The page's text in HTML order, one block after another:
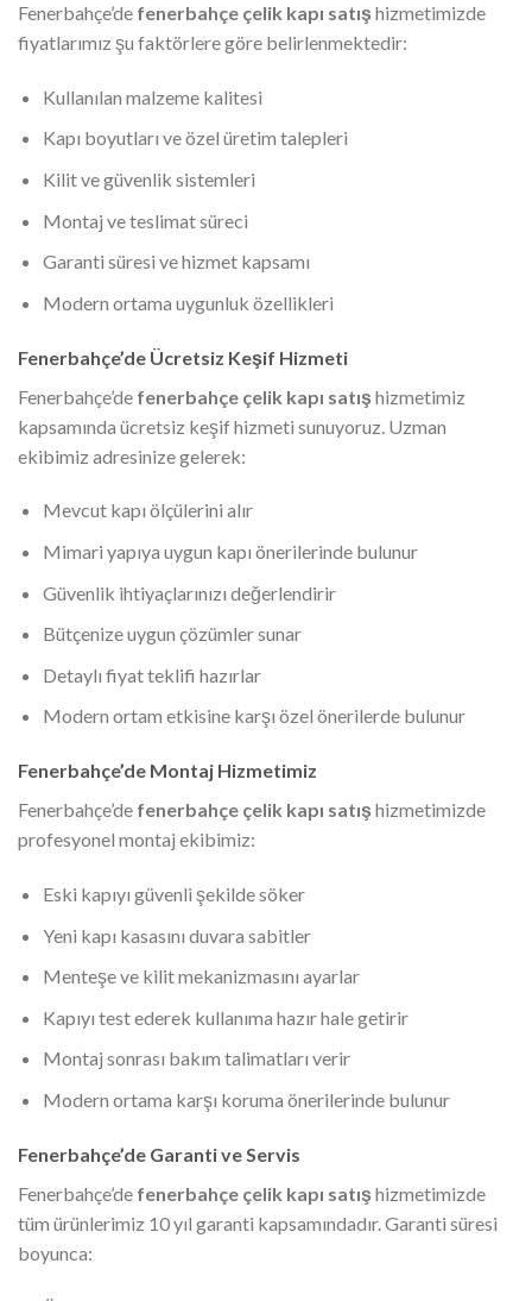
Fenerbahçe’de fenerbahçe çelik kapı satışhizmetimizde
fiyatlarımız şu faktörlere göre belirlenmektedir:
Kullanılan malzeme kalitesi
Kapı boyutları ve özel üretim talepleri
Kilit ve güvenlik sistemleri
Montaj ve teslimat süreci
Garanti süresi ve hizmet kapsamı
Modern ortama uygunluk özellikleri
Fenerbahçe’de Ücretsiz Keşif Hizmeti
Fenerbahçe’de fenerbahçe çelik kapı satışhizmetimiz
kapsamında ücretsiz keşif hizmeti sunuyoruz. Uzman
ekibimiz adresinize gelerek:
Mevcut kapı ölçülerini alır
Mimari yapıya uygun kapı önerilerinde bulunur
Güvenlik ihtiyaçlarınızı değerlendirir
Bütçenize uygun çözümler sunar
Detaylı fiyat teklifi hazırlar
Modern ortam etkisine karşı özel önerilerde bulunur
Fenerbahçe’de Montaj Hizmetimiz
Fenerbahçe’de fenerbahçe çelik kapı satışhizmetimizde
profesyonel montaj ekibimiz:
Eski kapıyı güvenli şekilde söker
Yeni kapı kasasını duvara sabitler
Menteşe ve kilit mekanizmasını ayarlar
Kapıyı test ederek kullanıma hazır hale getirir
Montaj sonrası bakım talimatları verir
Modern ortama karşı koruma önerilerinde bulunur
Fenerbahçe’de Garanti ve Servis
Fenerbahçe’de fenerbahçe çelik kapı satışhizmetimizde
tüm ürünlerimiz 10 yıl garanti kapsamındadır. Garanti süresi
boyunca: